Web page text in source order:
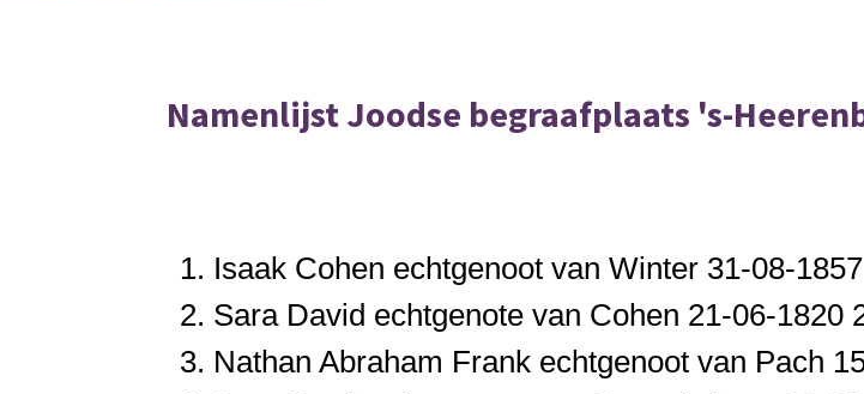
Namenlijst Joodse begraafplaats 's-
Isaak Cohen echtgenoot van Winter 31-08-
Sara David echtgenote van Cohen 21-06-1820
Nathan Abraham Frank echtgenoot van Pach